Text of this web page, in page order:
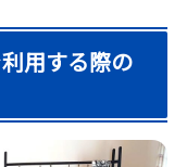
用する際の